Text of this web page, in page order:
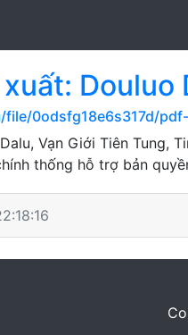
Douluo
0odsfg18e6s317d/
Vạn Giới Tiên Tung,
thống hỗ trợ bản